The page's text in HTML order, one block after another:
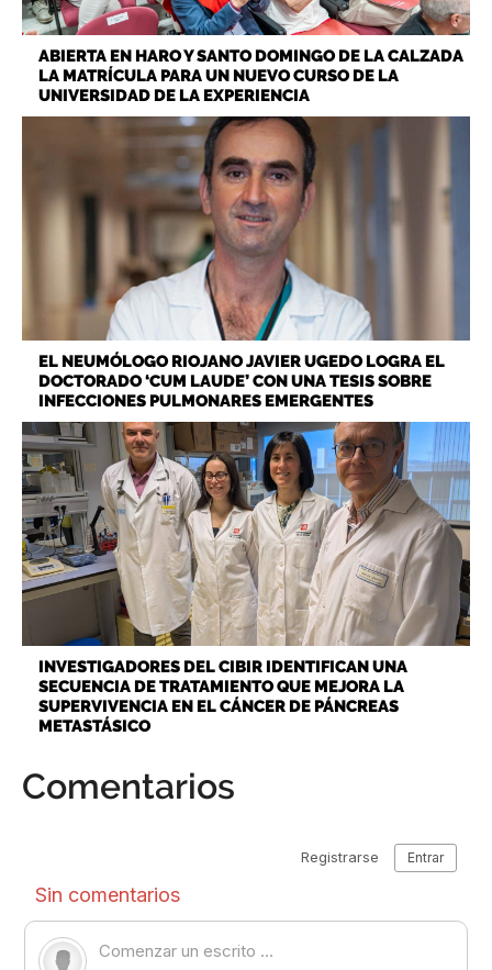
ABIERTA EN HARO Y SANTO DOMINGO DE LA CALZADA
LA MATRÍCULA PARA UN NUEVO CURSO DE LA
UNIVERSIDAD DE LA EXPERIENCIA
EL NEUMÓLOGO RIOJANO JAVIER UGEDO LOGRA EL
DOCTORADO ‘CUM LAUDE’ CON UNA TESIS SOBRE
INFECCIONES PULMONARES EMERGENTES
INVESTIGADORES DEL CIBIR IDENTIFICAN UNA
SECUENCIA DE TRATAMIENTO QUE MEJORA LA
SUPERVIVENCIA EN EL CÁNCER DE PÁNCREAS
METASTÁSICO
Comentarios